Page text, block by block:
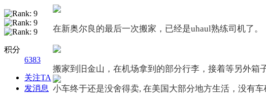
积分
6383
关注TA
发消息
在新奥尔良的最后一次搬家，已经是uhaul熟练司机了。
搬家到旧金山，在机场拿到的部分行李，接着等另外箱
小车终于还是没舍得卖, 在美国大部分地方生活，没有